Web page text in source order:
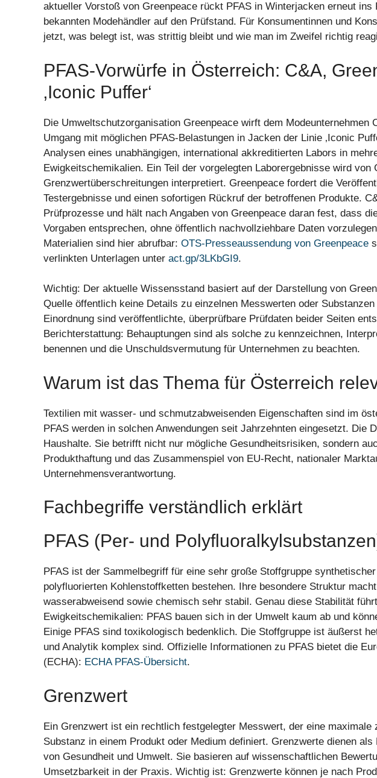
aktueller Vorstoß von Greenpeace rückt PFAS in Winterjacken erneut ins
bekannten Modehändler auf den Prüfstand. Für Konsumentinnen und
jetzt, was belegt ist, was strittig bleibt und wie man im Zweifel richtig
PFAS-Vorwürfe in Österreich: C&A,
‚Iconic Puffer‘
Die Umweltschutzorganisation Greenpeace wirft dem Modeunternehmen
Umgang mit möglichen PFAS-Belastungen in Jacken der Linie ‚Iconic
Analysen eines unabhängigen, international akkreditierten Labors in
Ewigkeitschemikalien. Ein Teil der vorgelegten Laborergebnisse wird von
Grenzwertüberschreitungen interpretiert. Greenpeace fordert die
Testergebnisse und einen sofortigen Rückruf der betroffenen Produkte.
Prüfprozesse und hält nach Angaben von Greenpeace daran fest, dass
Vorgaben entsprechen, ohne öffentlich nachvollziehbare Daten
Materialien sind hier abrufbar: OTS-Presseaussendung von Greenpeace
verlinkten Unterlagen unter act.gp/3LKbGI9.
Wichtig: Der aktuelle Wissensstand basiert auf der Darstellung von
Quelle öffentlich keine Details zu einzelnen Messwerten oder
Einordnung sind veröffentlichte, überprüfbare Prüfdaten beider Seiten
Berichterstattung: Behauptungen sind als solche zu kennzeichnen,
benennen und die Unschuldsvermutung für Unternehmen zu beachten.
Warum ist das Thema für Österreich
Textilien mit wasser- und schmutzabweisenden Eigenschaften sind im
PFAS werden in solchen Anwendungen seit Jahrzehnten eingesetzt. Die
Haushalte. Sie betrifft nicht nur mögliche Gesundheitsrisiken, sondern
Produkthaftung und das Zusammenspiel von EU-Recht, nationaler
Unternehmensverantwortung.
Fachbegriffe verständlich erklärt
PFAS (Per- und
PFAS ist der Sammelbegriff für eine sehr große Stoffgruppe
polyfluorierten Kohlenstoffketten bestehen. Ihre besondere Struktur
wasserabweisend sowie chemisch sehr stabil. Genau diese Stabilität
Ewigkeitschemikalien: PFAS bauen sich in der Umwelt kaum ab und
Einige PFAS sind toxikologisch bedenklich. Die Stoffgruppe ist äußerst
und Analytik komplex sind. Offizielle Informationen zu PFAS bietet die
(ECHA): ECHA PFAS-Übersicht.
Grenzwert
Ein Grenzwert ist ein rechtlich festgelegter Messwert, der eine maximale
Substanz in einem Produkt oder Medium definiert. Grenzwerte dienen
von Gesundheit und Umwelt. Sie basieren auf wissenschaftlichen
Umsetzbarkeit in der Praxis. Wichtig ist: Grenzwerte können je nach